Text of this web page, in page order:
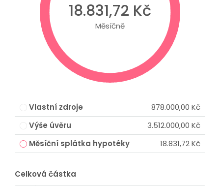
18.831,72 Kč
Měsíčně
Vlastní zdroje
878.000,00 Kč
Výše úvěru
3.512.000,00 Kč
Měsíční splátka hypotéky
18.831,72 Kč
Celková částka